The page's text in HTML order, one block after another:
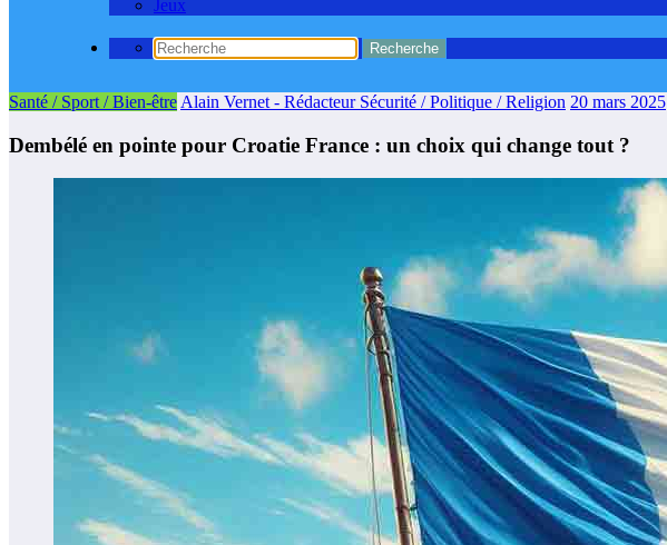
Jeux
Santé / Sport / Bien-être Alain Vernet - Rédacteur Sécurité / Politique / Religion 20 mars 2025
Dembélé en pointe pour Croatie France : un choix qui change tout ?